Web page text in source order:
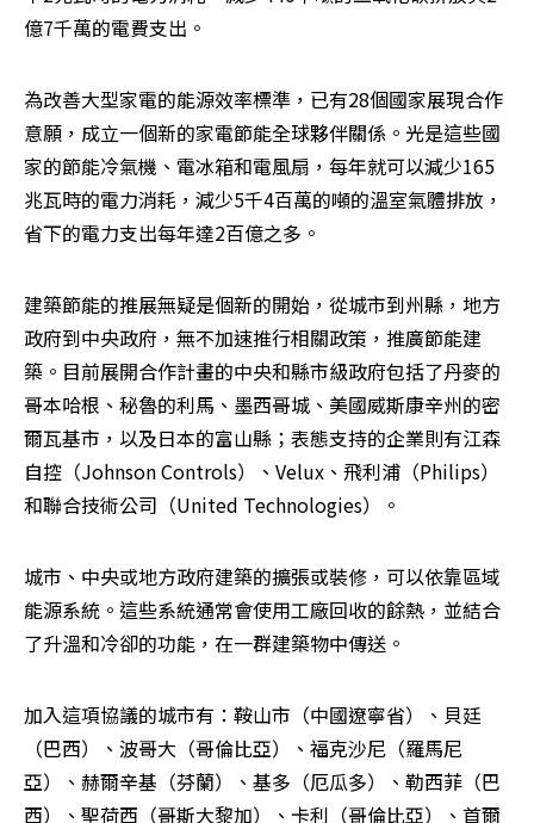
億7千萬的電費支出。
為改善大型家電的能源效率標準，已有28個國家展現合作
意願，成立一個新的家電節能全球夥伴關係。光是這些國
家的節能冷氣機、電冰箱和電風扇，每年就可以減少165
兆瓦時的電力消耗，減少5千4百萬的噸的溫室氣體排放，
省下的電力支出每年達2百億之多。
建築節能的推展無疑是個新的開始，從城市到州縣，地方
政府到中央政府，無不加速推行相關政策，推廣節能建
築。目前展開合作計畫的中央和縣市級政府包括了丹麥的
哥本哈根、秘魯的利馬、墨西哥城、美國威斯康辛州的密
爾瓦基市，以及日本的富山縣；表態支持的企業則有江森
自控（Johnson Controls）、Velux、飛利浦（Philips）
和聯合技術公司（United Technologies）。
城市、中央或地方政府建築的擴張或裝修，可以依靠區域
能源系統。這些系統通常會使用工廠回收的餘熱，並結合
了升溫和冷卻的功能，在一群建築物中傳送。
加入這項協議的城市有：鞍山市（中國遼寧省）、貝廷
（巴西）、波哥大（哥倫比亞）、福克沙尼（羅馬尼
亞）、赫爾辛基（芬蘭）、基多（厄瓜多）、勒西菲（巴
西）、聖荷西（哥斯大黎加）、卡利（哥倫比亞）、首爾